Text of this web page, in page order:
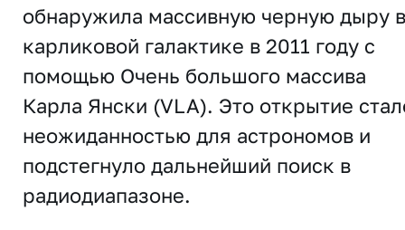
обнаружила массивную черную дыру в
карликовой галактике в 2011 году с
помощью Очень большого массива
Карла Янски (VLA). Это открытие
неожиданностью для астрономов и
подстегнуло дальнейший поиск в
радиодиапазоне.